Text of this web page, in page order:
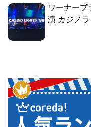
ワーナーブ
演 カジノ